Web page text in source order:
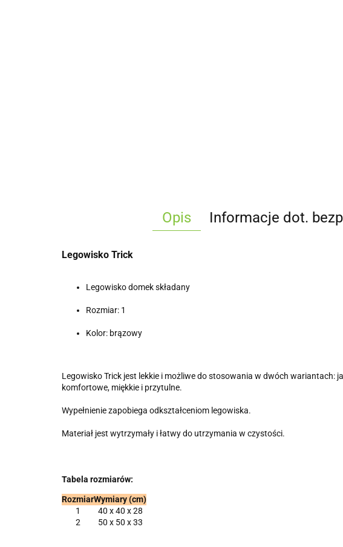
Opis Informacje dot.
Legowisko Trick
Legowisko domek składany
Rozmiar: 1
Kolor: brązowy
Legowisko Trick jest lekkie i możliwe do stosowania w dwóch
komfortowe, miękkie i przytulne.
Wypełnienie zapobiega odkształceniom legowiska.
Materiał jest wytrzymały i łatwy do utrzymania w czystości.
Tabela rozmiarów:
RozmiarWymiary (cm)
1
40 x 40 x 28
2
50 x 50 x 33